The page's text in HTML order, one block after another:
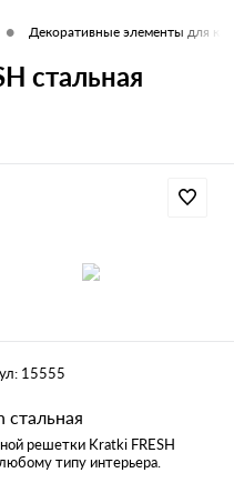
• Декоративные элементы для
стальная
15555
стальная
решетки Kratki FRESH
типу интерьера.